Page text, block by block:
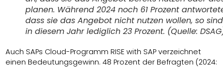
planen. Während 2024 noch 61 Prozent
dass sie das Angebot nicht nutzen wollen, so
in diesem Jahr lediglich 23 Prozent. (Quelle:
Auch SAPs Cloud-Programm RISE with SAP verzeichnet
einen Bedeutungsgewinn. 48 Prozent der Befragten (2024: